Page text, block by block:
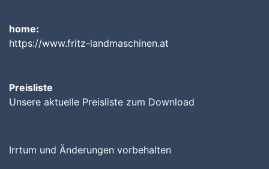
home:
https://www.fritz-landmaschinen.at
Preisliste
Unsere aktuelle Preisliste zum Download
Irrtum und Änderungen vorbehalten